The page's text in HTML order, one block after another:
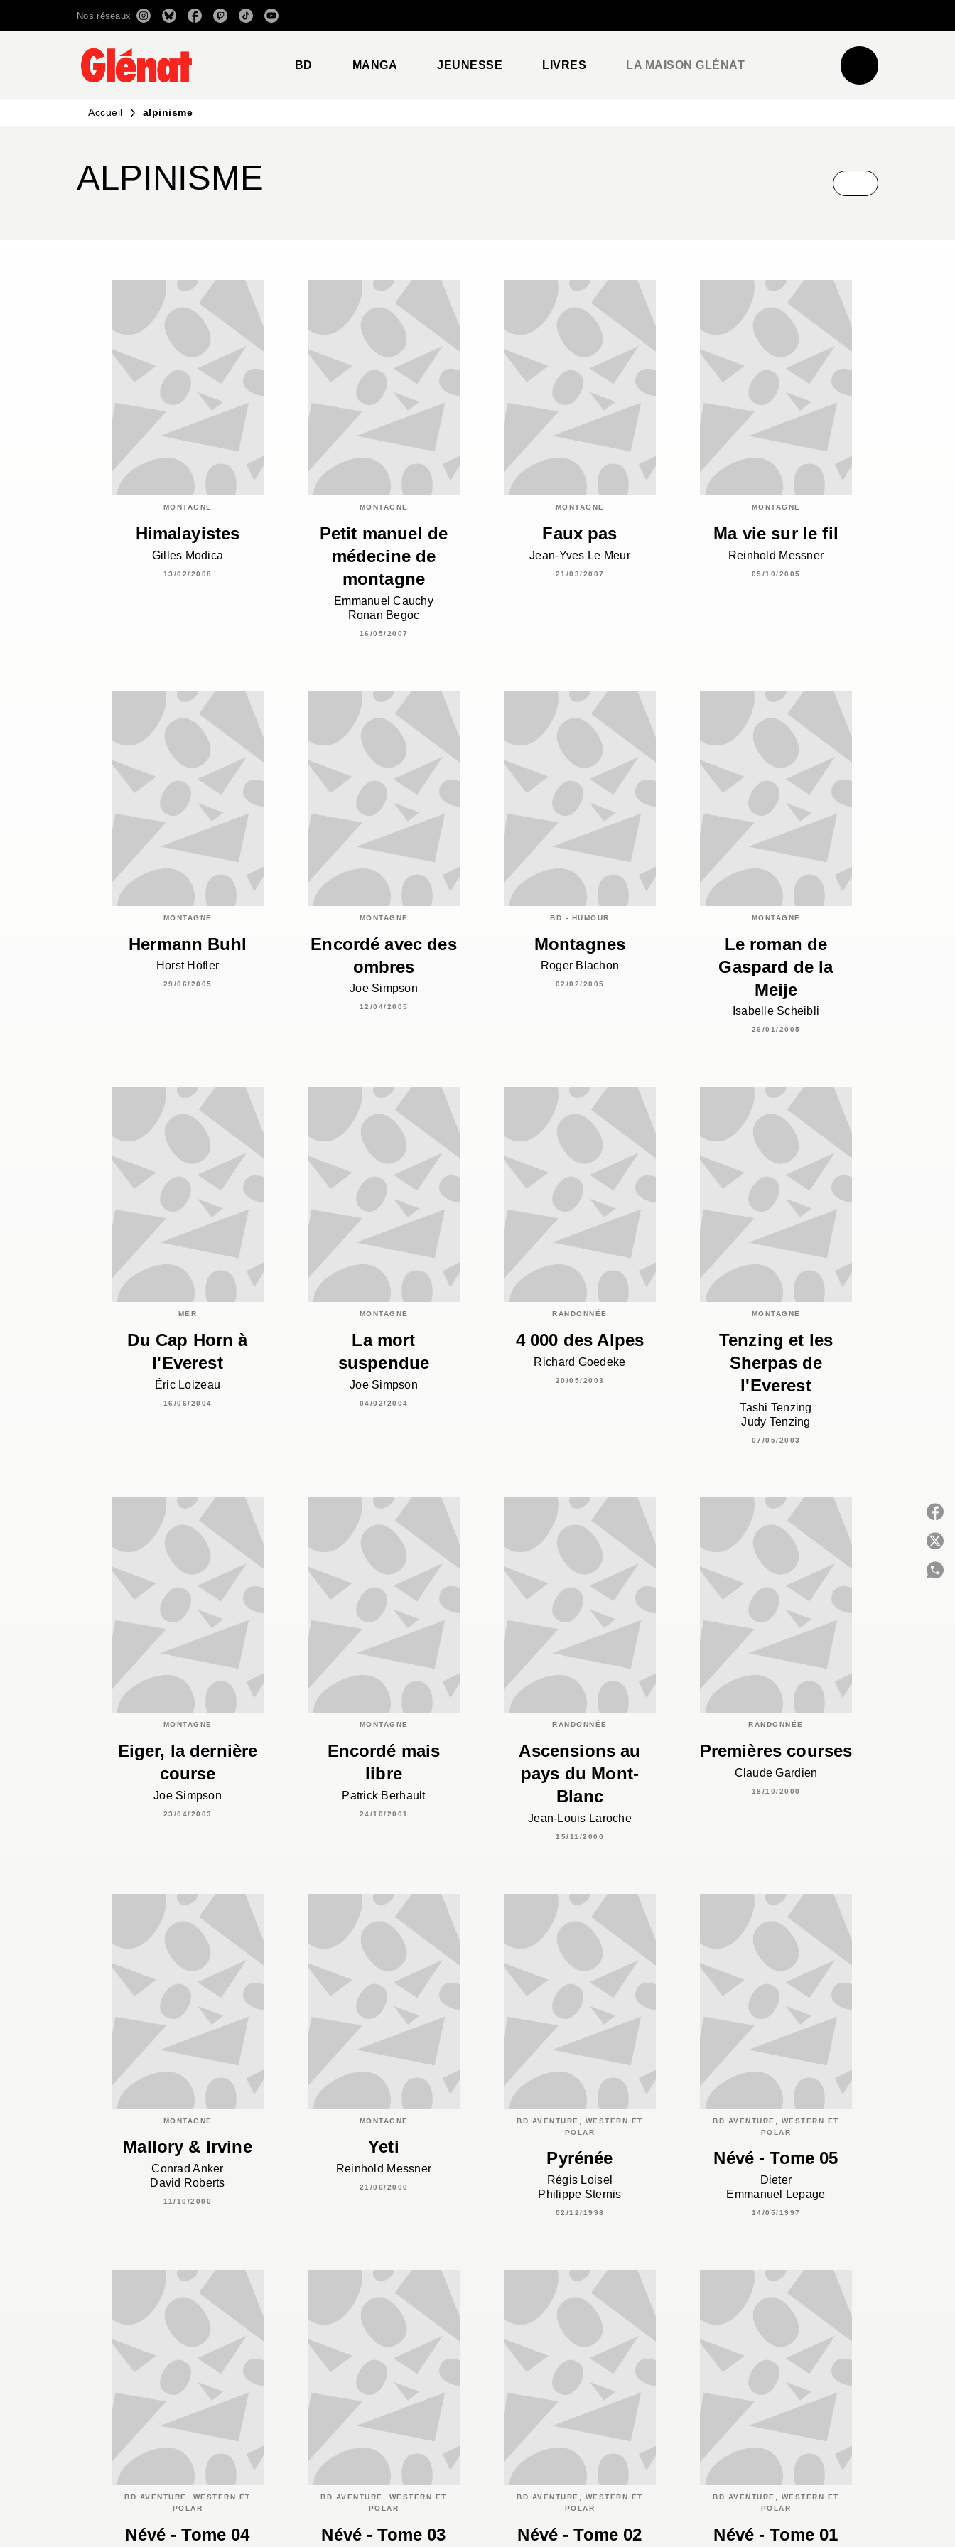
RECHERCHE CONTENU
Nos réseaux
BD MANGA JEUNESSE LIVRES LA MAISON GLÉNAT
Accueil alpinisme
ALPINISME
MONTAGNE
Himalayistes
Gilles Modica
13/02/2008
MONTAGNE
Petit manuel de
médecine de
montagne
Emmanuel Cauchy
Ronan Begoc
16/05/2007
MONTAGNE
Faux pas
Jean-Yves Le Meur
21/03/2007
MONTAGNE
Ma vie sur le fil
Reinhold Messner
05/10/2005
MONTAGNE
Hermann Buhl
Horst Höfler
29/06/2005
MONTAGNE
Encordé avec des
ombres
Joe Simpson
12/04/2005
BD - HUMOUR
Montagnes
Roger Blachon
02/02/2005
MONTAGNE
Le roman de
Gaspard de la
Meije
Isabelle Scheibli
26/01/2005
MER
Du Cap Horn à
l'Everest
Éric Loizeau
16/06/2004
MONTAGNE
La mort
suspendue
Joe Simpson
04/02/2004
RANDONNÉE
4 000 des Alpes
Richard Goedeke
20/05/2003
MONTAGNE
Tenzing et les
Sherpas de
l'Everest
Tashi Tenzing
Judy Tenzing
07/05/2003
MONTAGNE
Eiger, la dernière
course
Joe Simpson
23/04/2003
MONTAGNE
Encordé mais
libre
Patrick Berhault
24/10/2001
RANDONNÉE
Ascensions au
pays du Mont-
Blanc
Jean-Louis Laroche
15/11/2000
RANDONNÉE
Premières courses
Claude Gardien
18/10/2000
MONTAGNE
Mallory & Irvine
Conrad Anker
David Roberts
11/10/2000
MONTAGNE
Yeti
Reinhold Messner
21/06/2000
BD AVENTURE, WESTERN ET
POLAR
Pyrénée
Régis Loisel
Philippe Sternis
02/12/1998
BD AVENTURE, WESTERN ET
POLAR
Névé - Tome 05
Dieter
Emmanuel Lepage
14/05/1997
BD AVENTURE, WESTERN ET
POLAR
Névé - Tome 04
BD AVENTURE, WESTERN ET
POLAR
Névé - Tome 03
BD AVENTURE, WESTERN ET
POLAR
Névé - Tome 02
BD AVENTURE, WESTERN ET
POLAR
Névé - Tome 01